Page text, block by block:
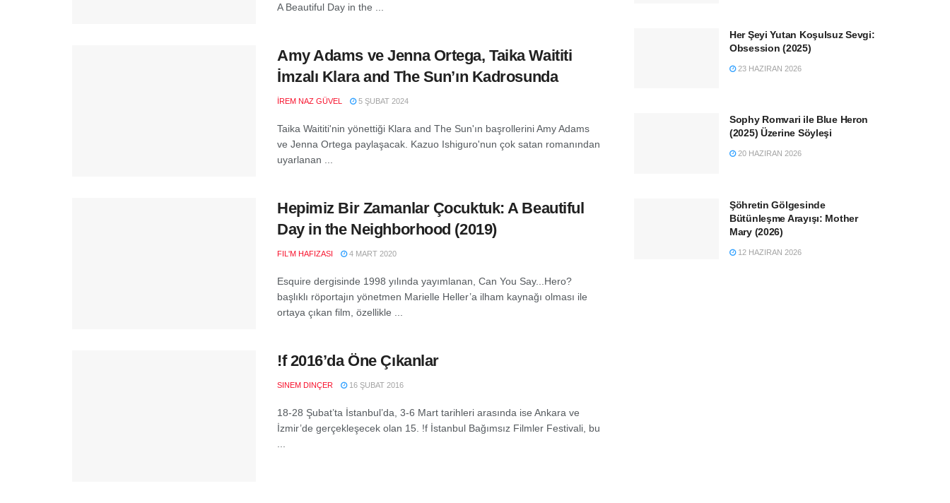
A Beautiful Day in the ...
Amy Adams ve Jenna Ortega, Taika Waititi
İmzalı Klara and The Sun’ın Kadrosunda
İREM NAZ GÜVEL 5 ŞUBAT 2024
Taika Waititi'nin yönettiği Klara and The Sun'ın başrollerini Amy Adams
ve Jenna Ortega paylaşacak. Kazuo Ishiguro'nun çok satan romanından
uyarlanan ...
Hepimiz Bir Zamanlar Çocuktuk: A Beautiful
Day in the Neighborhood (2019)
FIL'M HAFIZASI 4 MART 2020
Esquire dergisinde 1998 yılında yayımlanan, Can You Say...Hero?
başlıklı röportajın yönetmen Marielle Heller’a ilham kaynağı olması ile
ortaya çıkan film, özellikle ...
!f 2016’da Öne Çıkanlar
SINEM DINÇER 16 ŞUBAT 2016
18-28 Şubat’ta İstanbul’da, 3-6 Mart tarihleri arasında ise Ankara ve
İzmir’de gerçekleşecek olan 15. !f İstanbul Bağımsız Filmler Festivali, bu
Her Şeyi Yutan Koşulsuz Sevgi:
Obsession (2025)
23 HAZIRAN 2026
Sophy Romvari ile Blue Heron
(2025) Üzerine Söyleşi
20 HAZIRAN 2026
Şöhretin Gölgesinde
Bütünleşme Arayışı: Mother
Mary (2026)
12 HAZIRAN 2026